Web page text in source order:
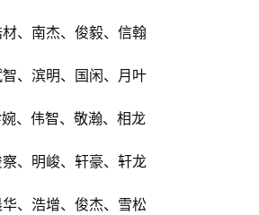
、南杰、俊毅、信翰
、滨明、国闲、月叶
、伟智、敬瀚、相龙
、明峻、轩豪、轩龙
、浩增、俊杰、雪松